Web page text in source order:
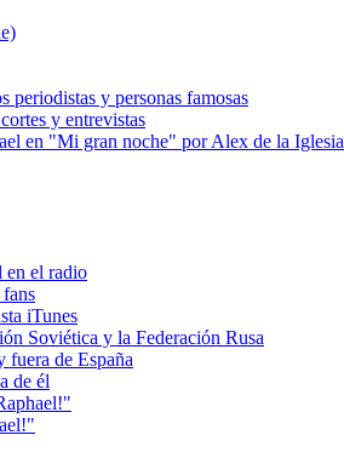
y personas famosas
y entrevistas
en "Mi gran noche" por Alex de la Iglesia
en el radio
iTunes
Soviética y la Federación Rusa
de España
de él